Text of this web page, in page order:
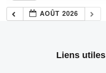
AOÛT 2026
Liens utiles